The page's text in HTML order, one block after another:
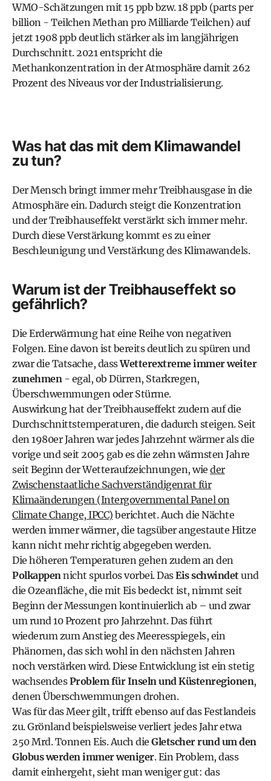
WMO-Schätzungen mit 15 ppb bzw. 18 ppb (parts per
billion - Teilchen Methan pro Milliarde Teilchen) auf
jetzt 1908 ppb deutlich stärker als im langjährigen
Durchschnitt. 2021 entspricht die
Methankonzentration in der Atmosphäre damit 262
Prozent des Niveaus vor der Industrialisierung.
Was hat das mit dem Klimawandel
zu tun?
Der Mensch bringt immer mehr Treibhausgase in die
Atmosphäre ein. Dadurch steigt die Konzentration
und der Treibhauseffekt verstärkt sich immer mehr.
Durch diese Verstärkung kommt es zu einer
Beschleunigung und Verstärkung des Klimawandels.
Warum ist der Treibhauseffekt so
gefährlich?
Die Erderwärmung hat eine Reihe von negativen
Folgen. Eine davon ist bereits deutlich zu spüren und
zwar die Tatsache, dassWetterextreme immer weiter
zunehmen - egal, ob Dürren, Starkregen,
Überschwemmungen oder Stürme.
Auswirkung hat der Treibhauseffekt zudem auf die
Durchschnittstemperaturen, die dadurch steigen. Seit
den 1980er Jahren war jedes Jahrzehnt wärmer als die
vorige und seit 2005 gab es die zehn wärmsten Jahre
seit Beginn der Wetteraufzeichnungen, wie der
Zwischenstaatliche Sachverständigenrat für
Klimaänderungen (Intergovernmental Panel on
Climate Change, IPCC) berichtet. Auch die Nächte
werden immer wärmer, die tagsüber angestaute Hitze
kann nicht mehr richtig abgegeben werden.
Die höheren Temperaturen gehen zudem an den
Polkappen nicht spurlos vorbei. DasEis schwindetund
die Ozeanfläche, die mit Eis bedeckt ist, nimmt seit
Beginn der Messungen kontinuierlich ab – und zwar
um rund 10 Prozent pro Jahrzehnt. Das führt
wiederum zum Anstieg des Meeresspiegels, ein
Phänomen, das sich wohl in den nächsten Jahren
noch verstärken wird. Diese Entwicklung ist ein stetig
wachsendesProblem für Inseln und Küstenregionen,
denen Überschwemmungen drohen.
Was für das Meer gilt, trifft ebenso auf das Festlandeis
zu. Grönland beispielsweise verliert jedes Jahr etwa
250 Mrd. Tonnen Eis. Auch die Gletscher rund um den
Globus werden immer weniger. Ein Problem, dass
damit einhergeht, sieht man weniger gut: das